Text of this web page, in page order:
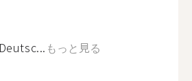
もっと見る